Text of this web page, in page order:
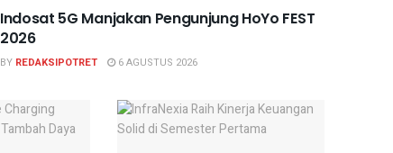
Indosat 5G Manjakan Pengunjung HoYo FEST
2026
BY REDAKSIPOTRET 6 AGUSTUS 2026